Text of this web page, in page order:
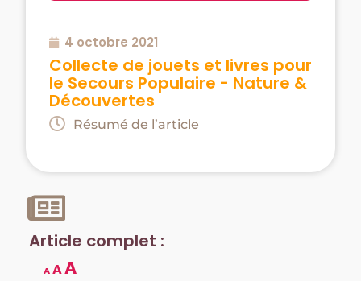
4 octobre 2021
Collecte de jouets et livres pour
le Secours Populaire - Nature &
Découvertes
Résumé de l’article
Article complet :
A AA